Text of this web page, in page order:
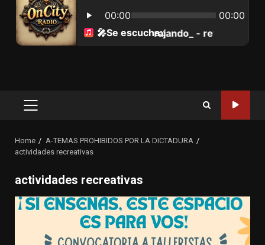
Primary
Home
A-TEMAS PROHIBIDOS POR LA DICTADURA
actividades recreativas
actividades recreativas